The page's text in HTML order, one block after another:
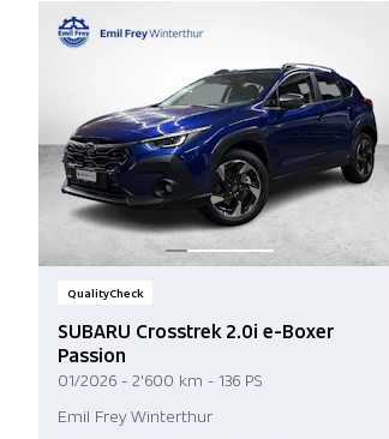
QualityCheck
SUBARU Crosstrek 2.0i e-Boxer
Passion
01/2026 - 2'600 km - 136 PS
Emil Frey Winterthur